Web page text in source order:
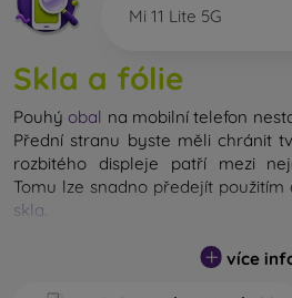
Mi 11 Lite 5G
Skla a fólie
Pouhý obal na mobilní telefon
Přední stranu byste měli chránit
rozbitého displeje patří mezi
Tomu lze snadno předejít použitím
skla
Nerozbitné sklo na mobil sice
zůstane displej ve většině
více